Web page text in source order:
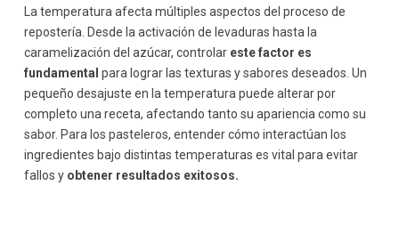
La temperatura afecta múltiples aspectos del proceso de
repostería. Desde la activación de levaduras hasta la
caramelización del azúcar, controlar este factor es
fundamental para lograr las texturas y sabores deseados. Un
pequeño desajuste en la temperatura puede alterar por
completo una receta, afectando tanto su apariencia como su
sabor. Para los pasteleros, entender cómo interactúan los
ingredientes bajo distintas temperaturas es vital para evitar
fallos y obtener resultados exitosos.